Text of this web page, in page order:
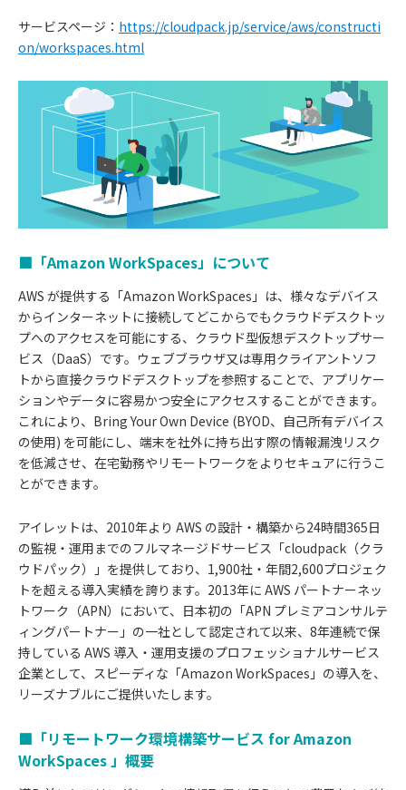
サービスページ： https://cloudpack.jp/service/aws/constructi
on/workspaces.html
■「Amazon WorkSpaces」について
AWS が提供する「Amazon WorkSpaces」は、様々なデバイス
からインターネットに接続してどこからでもクラウドデスクトッ
プへのアクセスを可能にする、クラウド型仮想デスクトップサー
ビス（DaaS）です。ウェブブラウザ又は専用クライアントソフ
トから直接クラウドデスクトップを参照することで、アプリケー
ションやデータに容易かつ安全にアクセスすることができます。
これにより、Bring Your Own Device (BYOD、自己所有デバイス
の使用) を可能にし、端末を社外に持ち出す際の情報漏洩リスク
を低減させ、在宅勤務やリモートワークをよりセキュアに行うこ
とができます。
アイレットは、2010年より AWS の設計・構築から24時間365日
の監視・運用までのフルマネージドサービス「cloudpack（クラ
ウドパック）」を提供しており、1,900社・年間2,600プロジェク
トを超える導入実績を誇ります。2013年に AWS パートナーネッ
トワーク（APN）において、日本初の「APN プレミアコンサルテ
ィングパートナー」の一社として認定されて以来、8年連続で保
持している AWS 導入・運用支援のプロフェッショナルサービス
企業として、スピーディな「Amazon WorkSpaces」の導入を、
リーズナブルにご提供いたします。
■「リモートワーク環境構築サービス for Amazon
WorkSpaces 」概要